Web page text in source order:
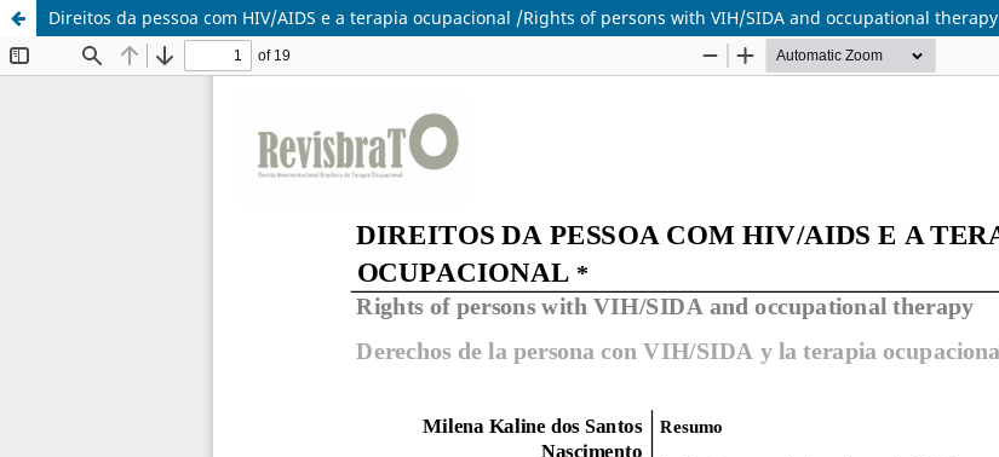
Direitos da pessoa com HIV/AIDS e a terapia ocupacional /Rights of persons with VIH/SIDA and occupational therapy